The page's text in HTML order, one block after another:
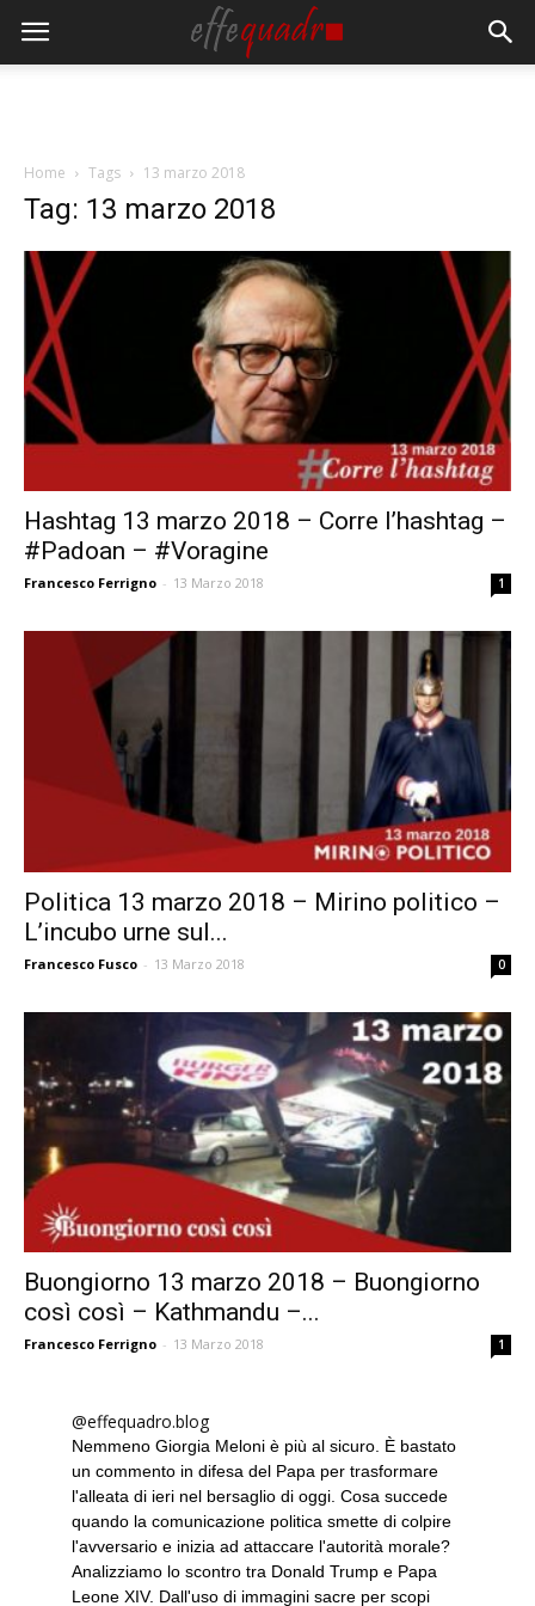
Home Tags 13 marzo 2018
Tag: 13 marzo 2018
Hashtag 13 marzo 2018 – Corre l’hashtag –
#Padoan – #Voragine
Francesco Ferrigno - 13 Marzo 2018 1
Politica 13 marzo 2018 – Mirino politico –
L’incubo urne sul...
Francesco Fusco - 13 Marzo 2018 0
Buongiorno 13 marzo 2018 – Buongiorno
così così – Kathmandu –...
Francesco Ferrigno - 13 Marzo 2018 1
@effequadro.blog
Nemmeno Giorgia Meloni è più al sicuro. È bastato
un commento in difesa del Papa per trasformare
l'alleata di ieri nel bersaglio di oggi. Cosa succede
quando la comunicazione politica smette di colpire
l'avversario e inizia ad attaccare l'autorità morale?
Analizziamo lo scontro tra Donald Trump e Papa
Leone XIV. Dall'uso di immagini sacre per scopi